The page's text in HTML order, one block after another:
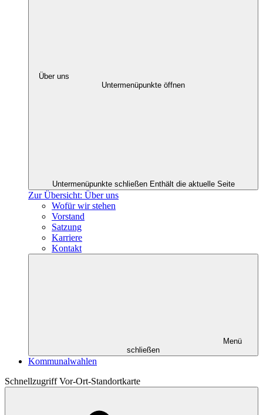
Über uns
Untermenüpunkte öffnen
Untermenüpunkte schließen Enthält die aktuelle Seite
Zur Übersicht: Über uns
Wofür wir stehen
Vorstand
Satzung
Karriere
Kontakt
Menü
schließen
Kommunalwahlen
Schnellzugriff Vor-Ort-Standortkarte